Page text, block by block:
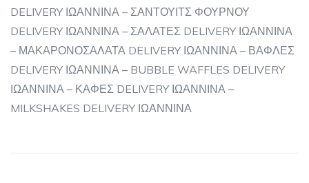
DELIVERY ΙΩΑΝΝΙΝΑ – ΣΑΝΤΟΥΙΤΣ ΦΟΥΡΝΟΥ
DELIVERY ΙΩΑΝΝΙΝΑ – ΣΑΛΑΤΕΣ DELIVERY ΙΩΑΝΝΙΝΑ
– ΜΑΚΑΡΟΝΟΣΑΛΑΤΑ DELIVERY ΙΩΑΝΝΙΝΑ – ΒΑΦΛΕΣ
DELIVERY ΙΩΑΝΝΙΝΑ – BUBBLE WAFFLES DELIVERY
ΙΩΑΝΝΙΝΑ – ΚΑΦΕΣ DELIVERY ΙΩΑΝΝΙΝΑ –
MILKSHAKES DELIVERY ΙΩΑΝΝΙΝΑ